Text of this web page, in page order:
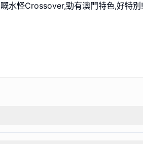
水怪Crossover,勁有澳門特色,好特別!